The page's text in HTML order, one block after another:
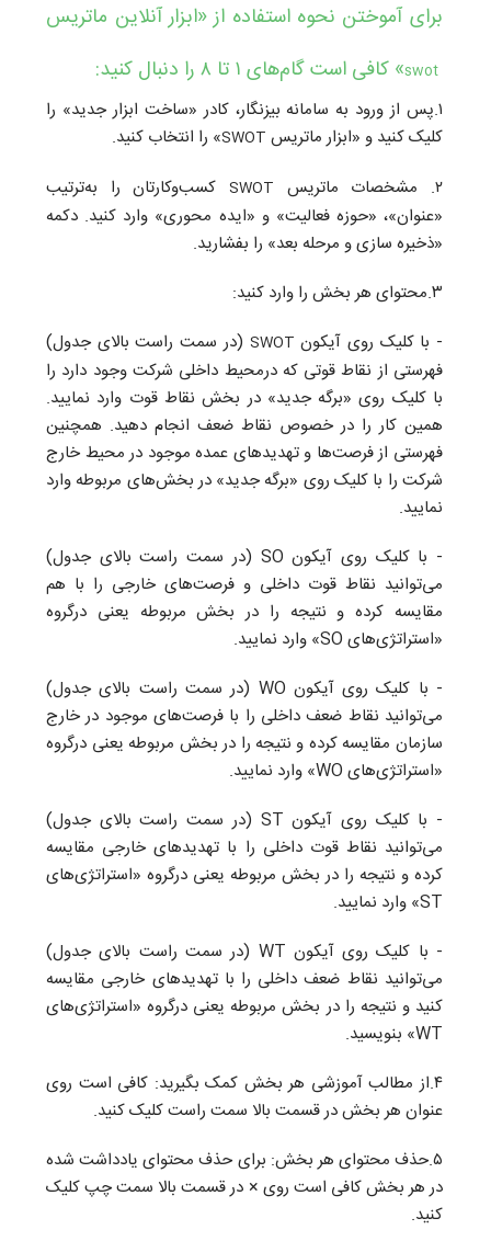
برای آموختن نحوه استفاده از «ابزار آنلاین ماتریس
swot» کافی است گام‌های ۱ تا ۸ را دنبال کنید:
۱.پس از ورود به سامانه بیزنگار، کادر «ساخت ابزار جدید» را
کلیک کنید و «ابزار ماتریس SWOT» را انتخاب کنید.
۲. مشخصات ماتریس
SWOT کسب‌و‌کارتان را به‌ترتیب
«عنوان»، «حوزه فعالیت» و «ایده‌ محوری» وارد کنید. دکمه
«ذخیره سازی و مرحله بعد» را بفشارید.
۳.محتوای هر بخش را وارد کنید:
- با کلیک روی آیکون SWOT (در سمت راست بالای جدول)
فهرستی از نقاط قوتی که درمحیط داخلی شرکت وجود دارد را
با کلیک روی «برگه جدید» در بخش نقاط قوت وارد نمایید.
همین کار را در خصوص نقاط ضعف انجام دهید. همچنین
فهرستی از فرصت‌ها و تهدیدهای عمده موجود در محیط خارج
شرکت را با کلیک روی «برگه جدید» در بخش‌های مربوطه وارد
نمایید.
- با کلیک روی آیکون SO (در سمت راست بالای جدول)
می‌توانید نقاط قوت داخلی و فرصت‌های خارجی را با هم
مقایسه کرده و نتیجه را در بخش مربوطه یعنی درگروه
«استراتژی‌های SO» وارد نمایید.
- با کلیک روی آیکون WO (در سمت راست بالای جدول)
می‌توانید نقاط ضعف داخلی را با فرصت‌های موجود در خارج
سازمان مقایسه کرده و نتیجه را در بخش مربوطه یعنی درگروه
«استراتژی‌های WO» وارد نمایید.
- با کلیک روی آیکون ST (در سمت راست بالای جدول)
می‌توانید نقاط قوت داخلی را با تهدیدهای خارجی مقایسه
کرده و نتیجه را در بخش مربوطه یعنی درگروه «استراتژی‌های
ST» وارد نمایید.
- با کلیک روی آیکون WT (در سمت راست بالای جدول)
می‌توانید نقاط ضعف داخلی را با تهدیدهای خارجی مقایسه
کنید و نتیجه را در بخش مربوطه یعنی درگروه «استراتژی‌های
WT» بنویسید.
۴.از مطالب آموزشی هر بخش کمک بگیرید: کافی است روی
عنوان هر بخش در قسمت بالا سمت راست کلیک کنید.
۵.حذف محتوای هر بخش: برای حذف محتوای یادداشت شده
در هر بخش کافی است روی × در قسمت بالا سمت چپ کلیک
کنید.